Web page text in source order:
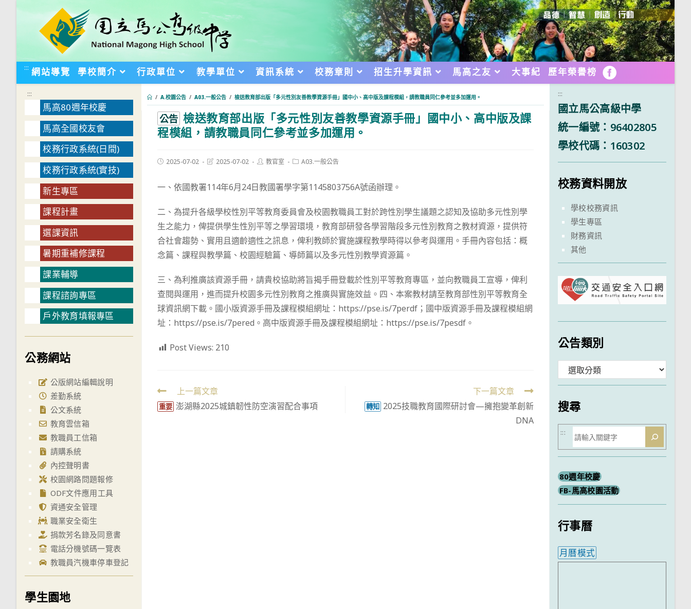
::: 網站導覽 學校簡介 行政單位 教學單位 資訊系統 校務章則 招生升學資訊 馬高之友 大事紀 歷年榮譽榜 FB
/ A.校園公告 / A03.一般公告 / 檢送教育部出版「多元性別友善教學資源手冊」國中小、高中版及課程模組，請教職員同仁參考並多加運用。
公告 檢送教育部出版「多元性別友善教學資源手冊」國中小、高中版及課
程模組，請教職員同仁參考並多加運用。
Post2025-07-02
Post2025-07-02
Post教官室
PostA03.一般公告
一、依國教署114年6月24日教國署學字第1145803756A號函辦理。
二、為提升各級學校性別平等教育委員會及校園教職員工對於跨性別學生議題之認知及協助多元性別學
生之能力，俾提供學生性別平等之學習環境，教育部研發各學習階段多元性別教育之教材資源，提供符
合社會趨勢、實用且適齡適性之訊息，俾利教師於實施課程教學時得以參考與運用。手冊內容包括：概
念篇、課程與教學篇、校園經驗篇、導師篇以及多元性別教學資源篇。
三、為利推廣該資源手冊，請貴校協助將旨揭手冊登載於性別平等教育專區，並向教職員工宣導，俾利
查閱與運用，進而提升校園多元性別教育之推廣與實施效益。四、本案教材請至教育部性別平等教育全
球資訊網下載。國小版資源手冊及課程模組網址：https://pse.is/7perdf；國中版資源手冊及課程模組網
址：https://pse.is/7pered。高中版資源手冊及課程模組網址：https://pse.is/7pesdf。
Post Views: 210
Read
more
上一篇文章
重要 澎湖縣2025城鎮韌性防空演習配合事項
下一篇文章
轉知 2025技職教育國際研討會—擁抱變革創新
DNA
:::
馬高80週年校慶
馬高全國校友會
校務行政系統(日間)
校務行政系統(實技)
新生專區
課程計畫
選課資訊
暑期重補修課程
課業輔導
課程諮詢專區
戶外教育填報專區
公務網站
公版網站編輯說明
差勤系統
公文系統
教育雲信箱
教職員工信箱
請購系統
內控聲明書
校園網路問題報修
ODF文件應用工具
資通安全管理
職業安全衛生
捐款芳名錄及同意書
電話分機號碼一覽表
教職員汽機車停車登記
學生園地
:::
國立馬公高級中學
統一編號：96402805
學校代碼：160302
校務資料開放
學校校務資訊
學生專區
財務資訊
其他
公告類別
類
搜尋
搜
尋
:::
80週年校慶
FB-馬高校園活動
行事曆
月曆模式